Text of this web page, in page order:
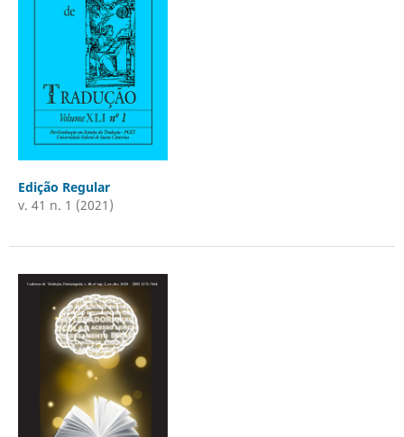
Edição Regular
v. 41 n. 1 (2021)